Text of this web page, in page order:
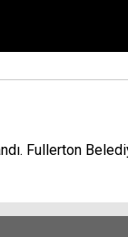
Fullerton